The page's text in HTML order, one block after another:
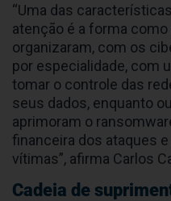
“Uma das
atenção é a forma
organizaram, com os
por especialidade, com
tomar o controle das
seus dados, enquanto
aprimoram o
financeira dos ataques
vítimas”, afirma Carlos
Cadeia de